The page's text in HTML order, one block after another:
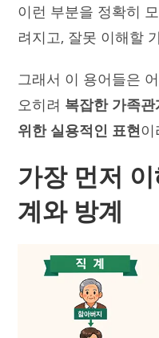
이런 부분을 정확히
려지고, 잘못 이해할
그래서 이 용어들은
오히려 복잡한 가족
위한 실용적인 표현
가장 먼저
계와 방계